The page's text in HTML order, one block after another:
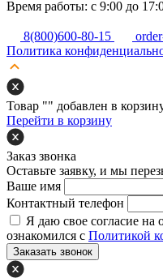
Время работы: с 9:00 до
8(800)600-80-15
Политика
Товар "" добавлен в
Перейти в корзину
Заказ звонка
Оставьте заявку, и мы
Ваше имя
Контактный телефон
Я даю свое согласие на
ознакомился с Политикой
Заказать звонок